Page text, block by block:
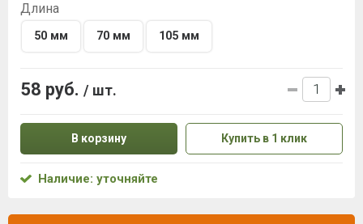
Длина
50 мм 70 мм 105 мм
58 руб. / шт.
В корзину Купить в 1 клик
Наличие: уточняйте